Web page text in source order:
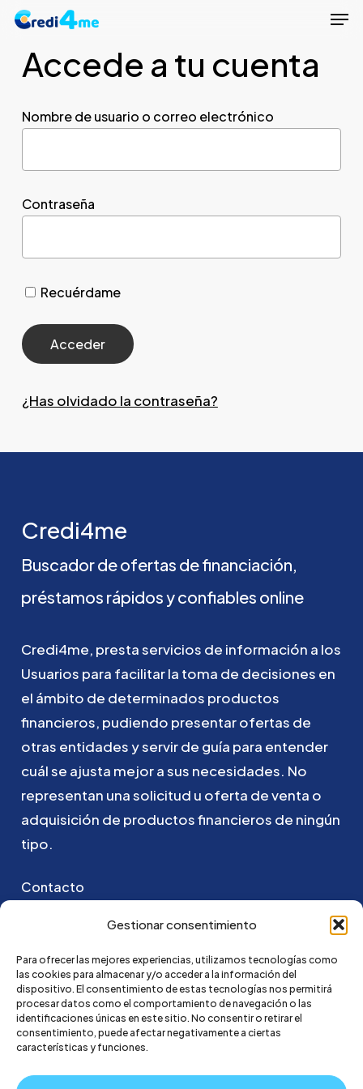
Gestionar consentimiento
Para ofrecer las mejores experiencias, utilizamos tecnologías como
las cookies para almacenar y/o acceder a la información del
dispositivo. El consentimiento de estas tecnologías nos permitirá
procesar datos como el comportamiento de navegación o las
identificaciones únicas en este sitio. No consentir o retirar el
consentimiento, puede afectar negativamente a ciertas
características y funciones.
Skip
mainAccede a tu cuenta
Nombre de usuario o correo electrónico
Contraseña
Recuérdame
¿Has olvidado la contraseña?
Credi4me
Buscadordeofertas definanciación,
préstamos rápidosyconfiables online
Credi4me, prestaservicios de información a los
Usuarios para facilitarla toma de decisiones en
el ámbito de determinados productos
financieros, pudiendo presentarofertas de
otras entidadesyservirde guía para entender
cuálse ajusta mejorasus necesidades. No
representan unasolicitud u oferta deventa o
adquisición de productosfinancieros de ningún
tipo.
Contacto
Puedes ponerte en contacto con nosotros
hola@credi4me.com